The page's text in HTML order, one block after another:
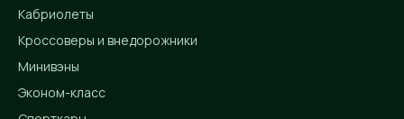
Кабриолеты
Кроссоверы и внедорожники
Минивэны
Эконом-класс